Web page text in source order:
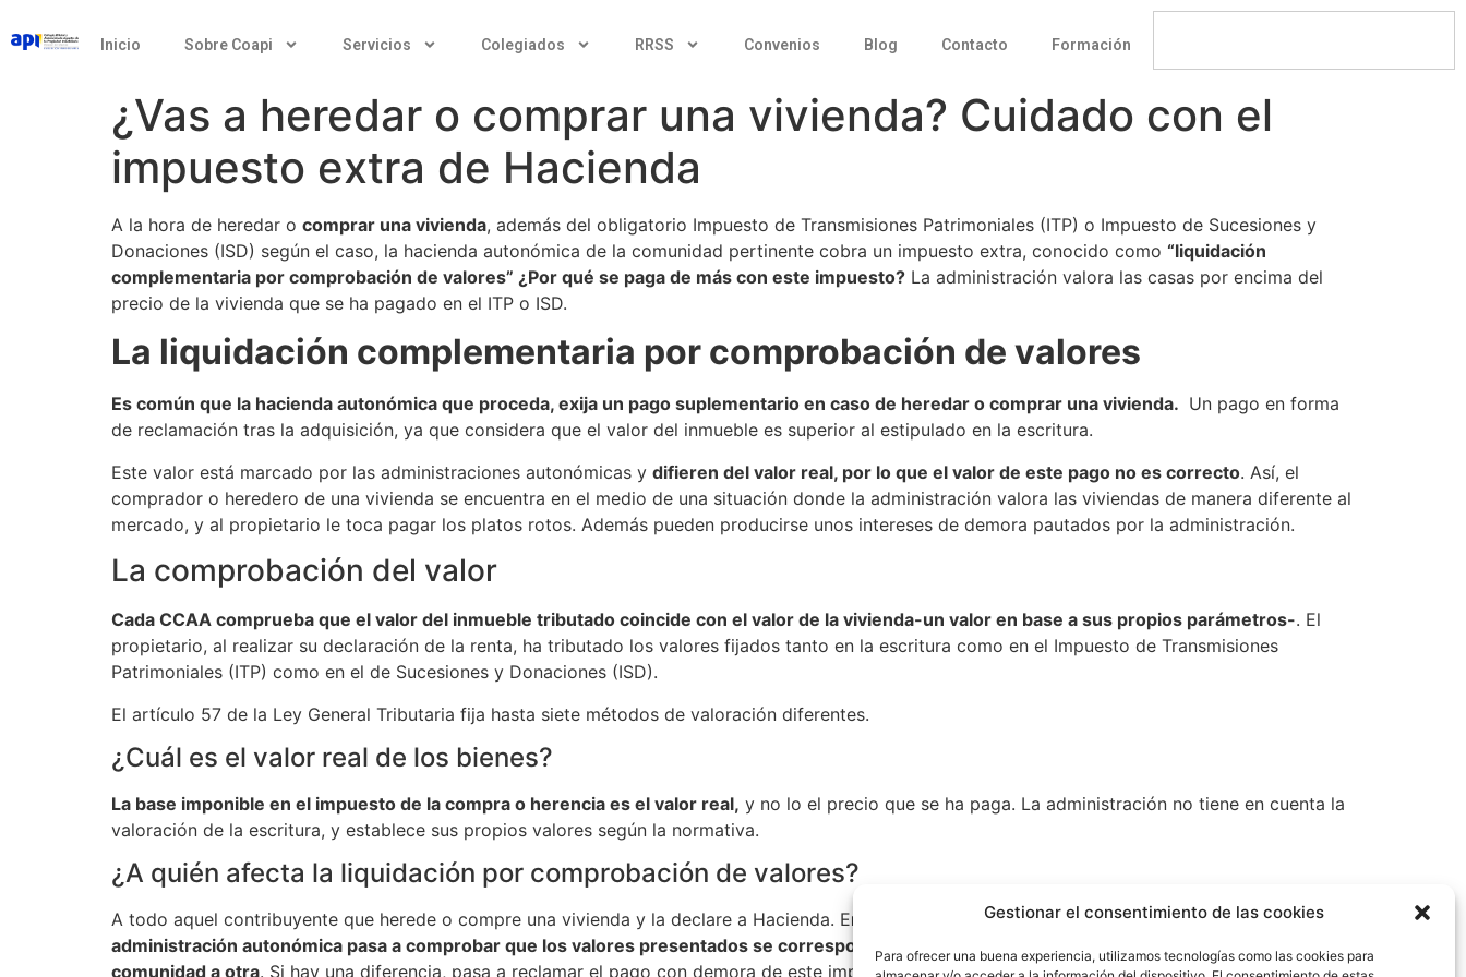
Gestionar el consentimiento de las cookies
Para ofrecer una buena experiencia, utilizamos tecnologías como las cookies para
Inicio Sobre Coapi Servicios Colegiados RRSS Convenios Blog Contacto Formación
¿Vas a heredar o comprar una vivienda? Cuidado con el
impuesto extra de Hacienda
A la hora de heredar o comprar una vivienda, además del obligatorio Impuesto de Transmisiones Patrimoniales (ITP) o Impuesto de Sucesiones y
Donaciones (ISD) según el caso, la hacienda autonómica de la comunidad pertinente cobra un impuesto extra, conocido como “liquidación
complementaria por comprobación de valores” ¿Por qué se paga de más con este impuesto? La administración valora las casas por encima del
precio de la vivienda que se ha pagado en el ITP o ISD.
La liquidación complementaria por comprobación de valores
Es común que la hacienda autonómica que proceda, exija un pago suplementario en caso de heredar o comprar una vivienda. Un pago en forma
de reclamación tras la adquisición, ya que considera que el valor del inmueble es superior al estipulado en la escritura.
Este valor está marcado por las administraciones autonómicas y difieren del valor real, por lo que el valor de este pago no es correcto. Así, el
comprador o heredero de una vivienda se encuentra en el medio de una situación donde la administración valora las viviendas de manera diferente al
mercado, y al propietario le toca pagar los platos rotos. Además pueden producirse unos intereses de demora pautados por la administración.
La comprobación del valor
Cada CCAA comprueba que el valor del inmueble tributado coincide con el valor de la vivienda-un valor en base a sus propios parámetros-. El
propietario, al realizar su declaración de la renta, ha tributado los valores fijados tanto en la escritura como en el Impuesto de Transmisiones
Patrimoniales (ITP) como en el de Sucesiones y Donaciones (ISD).
El artículo 57 de la Ley General Tributaria fija hasta siete métodos de valoración diferentes.
¿Cuál es el valor real de los bienes?
La base imponible en el impuesto de la compra o herencia es el valor real, y no lo el precio que se ha paga. La administración no tiene en cuenta la
valoración de la escritura, y establece sus propios valores según la normativa.
¿A quién afecta la liquidación por comprobación de valores?
A todo aquel contribuyente que herede o compre una vivienda y la declare a Hacienda. En el momento que se declara un inmueble, la
administración autonómica pasa a comprobar que los valores presentados se corresponden con sus propios criterios, que difieren de una
comunidad a otra. Si hay una diferencia, pasa a reclamar el pago con demora de este impuesto.